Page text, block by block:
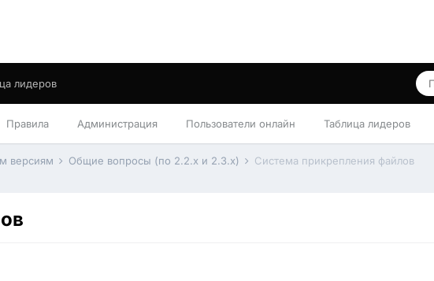
Правила Администрация Пользователи онлайн Таблица лидеров
лидеров
версиям Общие вопросы (по 2.2.x и 2.3.x) Система прикрепления файлов